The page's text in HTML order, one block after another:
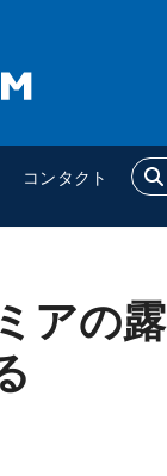
コンタクト
ュー
アの露